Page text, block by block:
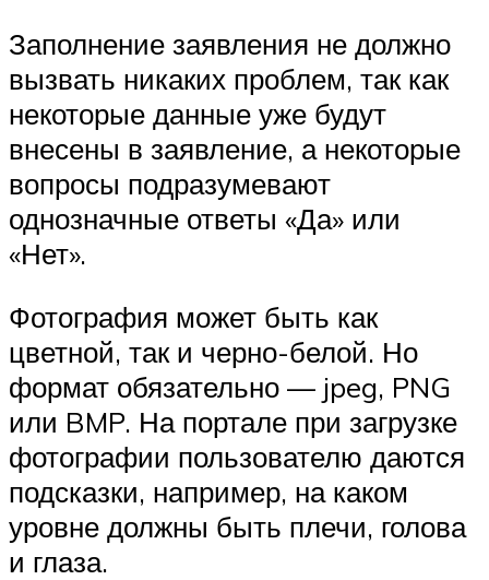
Заполнение заявления не должно
вызвать никаких проблем, так как
некоторые данные уже будут
внесены в заявление, а некоторые
вопросы подразумевают
однозначные ответы «Да» или
«Нет».
Фотография может быть как
цветной, так и черно-белой. Но
формат обязательно — jpeg, PNG
или BMP. На портале при загрузке
фотографии пользователю даются
подсказки, например, на каком
уровне должны быть плечи, голова
и глаза.